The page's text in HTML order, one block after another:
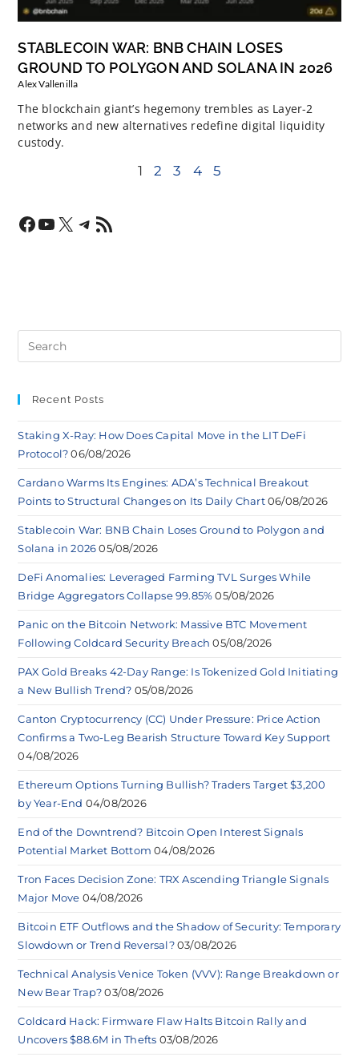
STABLECOIN WAR: BNB CHAIN LOSES
GROUND TO POLYGON AND SOLANA IN 2026
Alex Vallenilla
The blockchain giant’s hegemony trembles as Layer-2
networks and new alternatives redefine digital liquidity
custody.
1 2 3 4 5
Recent Posts
Staking X-Ray: How Does Capital Move in the LIT DeFi
Protocol? 06/08/2026
Cardano Warms Its Engines: ADA’s Technical Breakout
Points to Structural Changes on Its Daily Chart 06/08/2026
Stablecoin War: BNB Chain Loses Ground to Polygon and
Solana in 2026 05/08/2026
DeFi Anomalies: Leveraged Farming TVL Surges While
Bridge Aggregators Collapse 99.85% 05/08/2026
Panic on the Bitcoin Network: Massive BTC Movement
Following Coldcard Security Breach 05/08/2026
PAX Gold Breaks 42-Day Range: Is Tokenized Gold Initiating
a New Bullish Trend? 05/08/2026
Canton Cryptocurrency (CC) Under Pressure: Price Action
Confirms a Two-Leg Bearish Structure Toward Key Support
04/08/2026
Ethereum Options Turning Bullish? Traders Target $3,200
by Year-End 04/08/2026
End of the Downtrend? Bitcoin Open Interest Signals
Potential Market Bottom 04/08/2026
Tron Faces Decision Zone: TRX Ascending Triangle Signals
Major Move 04/08/2026
Bitcoin ETF Outflows and the Shadow of Security: Temporary
Slowdown or Trend Reversal? 03/08/2026
Technical Analysis Venice Token (VVV): Range Breakdown or
New Bear Trap? 03/08/2026
Coldcard Hack: Firmware Flaw Halts Bitcoin Rally and
Uncovers $88.6M in Thefts 03/08/2026